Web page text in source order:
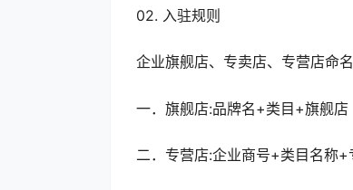
02. 入驻规则
企业旗舰店、专卖店、专营店命
一．旗舰店:品牌名+类目+旗舰店
二．专营店:企业商号+类目名称+